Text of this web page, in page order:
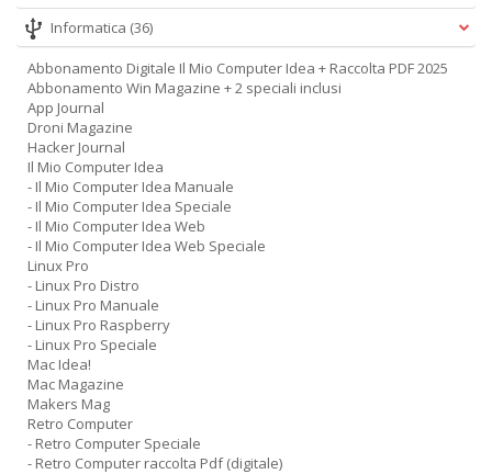
Informatica (36)
Abbonamento Digitale Il Mio Computer Idea + Raccolta PDF 2025
Abbonamento Win Magazine + 2 speciali inclusi
App Journal
Droni Magazine
Hacker Journal
Il Mio Computer Idea
- Il Mio Computer Idea Manuale
- Il Mio Computer Idea Speciale
- Il Mio Computer Idea Web
- Il Mio Computer Idea Web Speciale
Linux Pro
- Linux Pro Distro
- Linux Pro Manuale
- Linux Pro Raspberry
- Linux Pro Speciale
Mac Idea!
Mac Magazine
Makers Mag
Retro Computer
- Retro Computer Speciale
- Retro Computer raccolta Pdf (digitale)